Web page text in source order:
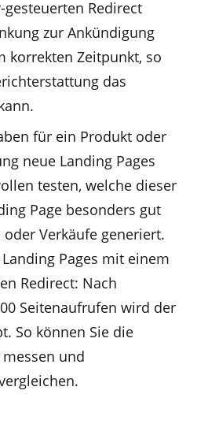
Redirect
zur Ankündigung
korrekten Zeitpunkt, so
das
für ein Produkt oder
neue Landing Pages
testen, welche dieser
Page besonders gut
Verkäufe generiert.
Pages mit einem
Redirect: Nach
Seitenaufrufen wird der
So können Sie die
und